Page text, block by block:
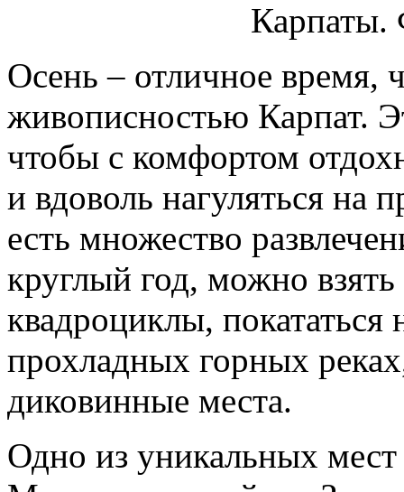
Карпаты.
Осень – отличное время,
живописностью Карпат.
чтобы с комфортом
и вдоволь нагуляться на
есть множество
круглый год, можно
квадроциклы,
прохладных горных
диковинные места.
Одно из уникальных